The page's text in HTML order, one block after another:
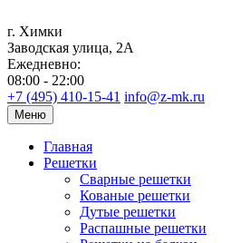
г. Химки
Заводская улица, 2А
Ежедневно:
08:00 - 22:00
+7 (495) 410-15-41 info@z-mk.ru
Меню
Главная
Решетки
Сварные решетки
Кованые решетки
Дутые решетки
Распашные решетки